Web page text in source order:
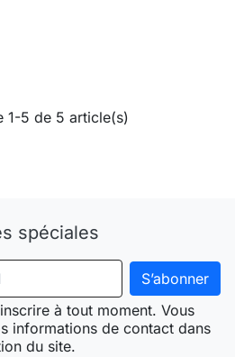
1-5 de 5 article(s)
spéciales
à tout moment. Vous
informations de contact dans
du site.